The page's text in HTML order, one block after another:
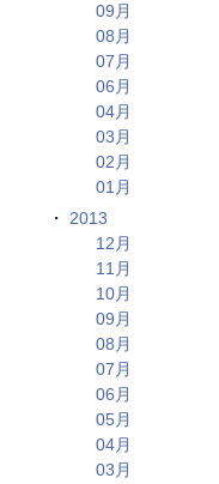
09月
08月
07月
06月
04月
03月
02月
01月
2013
12月
11月
10月
09月
08月
07月
06月
05月
04月
03月